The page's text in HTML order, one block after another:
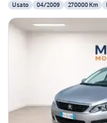
Usato
04/2009 270000 Km